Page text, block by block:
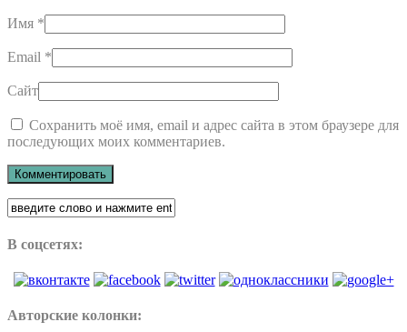
Имя *
Email *
Сайт
Сохранить моё имя, email и адрес сайта в этом браузере для
последующих моих комментариев.
В соцсетях:
Авторские колонки: